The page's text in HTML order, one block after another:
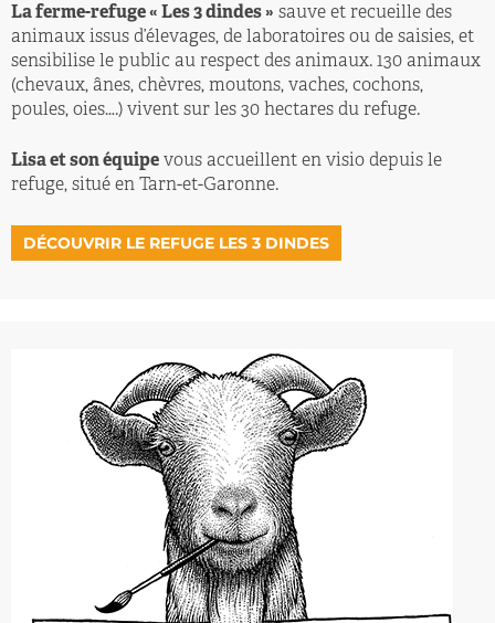
La ferme-refuge « Les 3 dindes » sauve et recueille des
animaux issus d’élevages, de laboratoires ou de saisies, et
sensibilise le public au respect des animaux. 130 animaux
(chevaux, ânes, chèvres, moutons, vaches, cochons,
poules, oies….) vivent sur les 30 hectares du refuge.
Lisa et son équipe vous accueillent en visio depuis le
refuge, situé en Tarn-et-Garonne.
DÉCOUVRIR LE REFUGE LES 3 DINDES